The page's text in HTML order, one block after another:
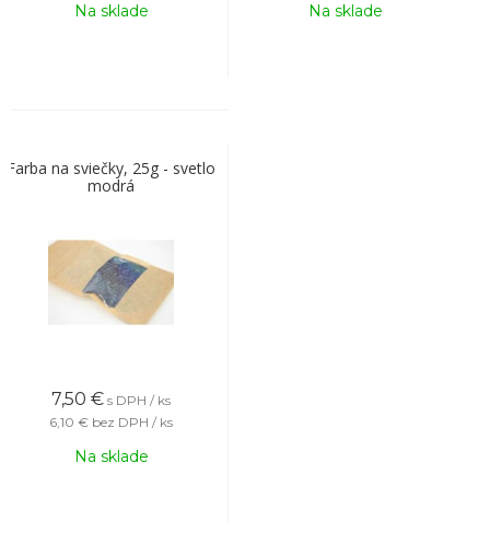
Na sklade Na sklade
Farba na sviečky, 25g - svetlo
modrá
7,50 € s DPH / ks
6,10 € bez DPH / ks
Na sklade